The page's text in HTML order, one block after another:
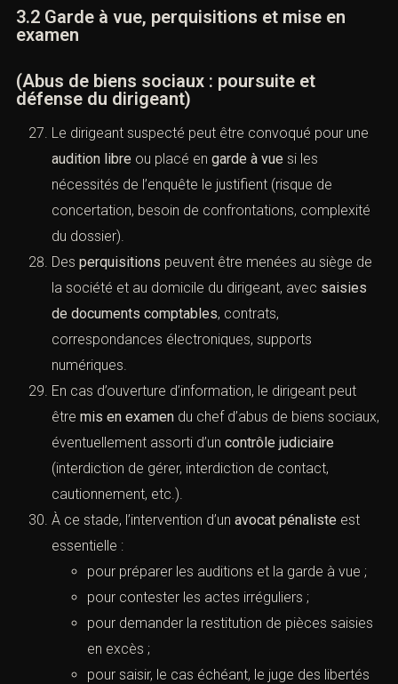
3.2 Garde à vue, perquisitions et mise en
examen
(Abus de biens sociaux : poursuite et
défense du dirigeant)
Le dirigeant suspecté peut être convoqué pour une
audition libre ou placé en garde à vue si les
nécessités de l’enquête le justifient (risque de
concertation, besoin de confrontations, complexité
du dossier).
Des perquisitions peuvent être menées au siège de
la société et au domicile du dirigeant, avec saisies
de documents comptables, contrats,
correspondances électroniques, supports
numériques.
En cas d’ouverture d’information, le dirigeant peut
être mis en examen du chef d’abus de biens sociaux,
éventuellement assorti d’un contrôle judiciaire
(interdiction de gérer, interdiction de contact,
cautionnement, etc.).
À ce stade, l’intervention d’un avocat pénaliste est
essentielle :
pour préparer les auditions et la garde à vue ;
pour contester les actes irréguliers ;
pour demander la restitution de pièces saisies
en excès ;
pour saisir, le cas échéant, le juge des libertés